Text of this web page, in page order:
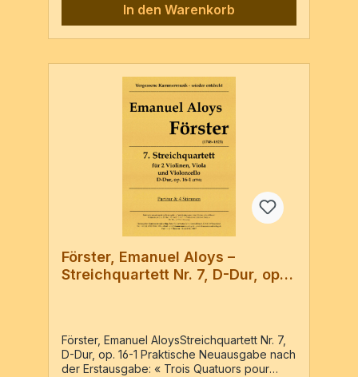
In den Warenkorb
Förster, Emanuel Aloys –
Streichquartett Nr. 7, D-Dur, op.
Förster, Emanuel AloysStreichquartett Nr. 7,
D-Dur, op. 16-1 Praktische Neuausgabe nach
der Erstausgabe: « Trois Quatuors pour